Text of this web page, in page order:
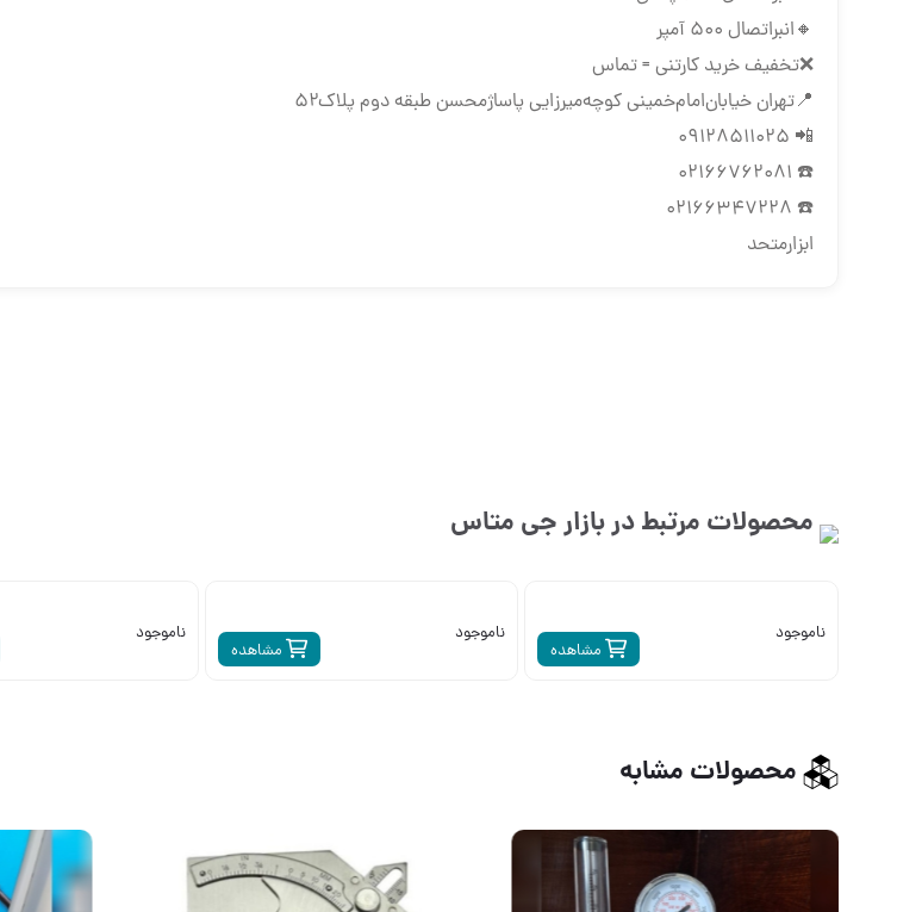
🔸انبراتصال ۵۰۰ آمپر
❌تخفیف خرید کارتنی = تماس
📍تهران ‌خیابان‌امام‌خمینی‌ کوچه‌میرزایی پاساژمحسن طبقه دوم پلاک۵۲
📲 09128511025
☎️ 02166762081
☎️ 02166347228
ابزارمتحد
محصولات مرتبط در بازارجی متاس
مشاهده
ناموجود
مشاهده
ناموجود ناموجود
محصولات مشابه